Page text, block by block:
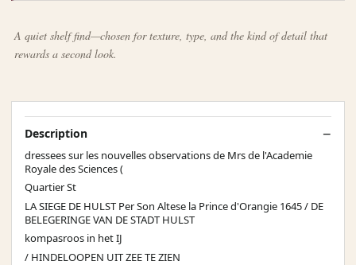
A quiet shelf find—chosen for texture, type, and the kind of detail that
rewards a second look.
Description
dressees sur les nouvelles observations de Mrs de l'Academie
Royale des Sciences (
Quartier St
LA SIEGE DE HULST Per Son Altese la Prince d'Orangie 1645 / DE
BELEGERINGE VAN DE STADT HULST
kompasroos in het IJ
/ HINDELOOPEN UIT ZEE TE ZIEN